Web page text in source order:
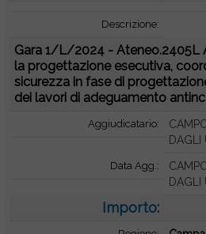
Descrizione:
Gara 1/L/2024 - Ateneo.2405L
la progettazione esecutiva,
sicurezza in fase di
dei lavori di adeguamento
Aggiudicatario:
DAGLI
Data Agg.:
DAGLI
Importo: